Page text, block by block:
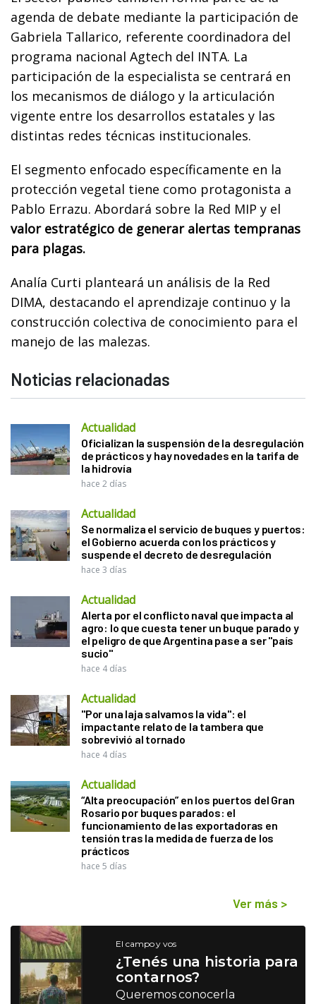
agenda de debate mediante la participación de
Gabriela Tallarico, referente coordinadora del
programa nacional Agtech del INTA. La
participación de la especialista se centrará en
los mecanismos de diálogo y la articulación
vigente entre los desarrollos estatales y las
distintas redes técnicas institucionales.
El segmento enfocado específicamente en la
protección vegetal tiene como protagonista a
Pablo Errazu. Abordará sobre la Red MIP y el
valor estratégico de generar alertas tempranas
para plagas.
Analía Curti planteará un análisis de la Red
DIMA, destacando el aprendizaje continuo y la
construcción colectiva de conocimiento para el
manejo de las malezas.
Noticias relacionadas
Actualidad
Oficializan la suspensión de la desregulación
de prácticos y hay novedades en la tarifa de
la hidrovía
hace 2 días
Actualidad
Se normaliza el servicio de buques y puertos:
el Gobierno acuerda con los prácticos y
suspende el decreto de desregulación
hace 3 días
Actualidad
Alerta por el conflicto naval que impacta al
agro: lo que cuesta tener un buque parado y
el peligro de que Argentina pase a ser "país
sucio"
hace 4 días
Actualidad
"Por una laja salvamos la vida": el
impactante relato de la tambera que
sobrevivió al tornado
hace 4 días
Actualidad
“Alta preocupación” en los puertos del Gran
Rosario por buques parados: el
funcionamiento de las exportadoras en
tensión tras la medida de fuerza de los
prácticos
hace 5 días
Ver más >
El campo y vos
¿Tenés una historia para
contarnos?
Queremos conocerla